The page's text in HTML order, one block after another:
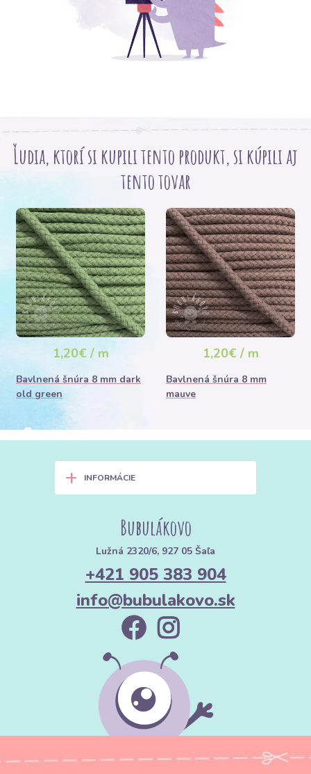
Ľudia, ktorí si kupili tento produkt, si kúpili aj
tento tovar
1,20€ / m
Bavlnená šnúra 8 mm dark
old green
1,20€ / m
Bavlnená šnúra 8 mm
mauve
+ INFORMÁCIE
Bubulákovo
Lužná 2320/6, 927 05 Šaľa
+421 905 383 904
info@bubulakovo.sk